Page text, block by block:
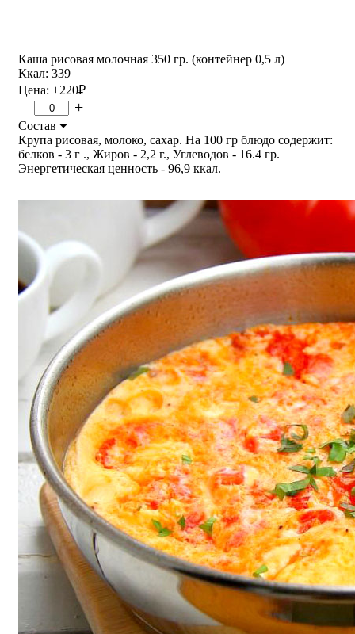
Каша рисовая молочная 350 гр. (контейнер 0,5 л)
Ккал: 339
Цена: +220₽
– +
Состав
Крупа рисовая, молоко, сахар. На 100 гр блюдо содержит:
белков - 3 г ., Жиров - 2,2 г., Углеводов - 16.4 гр.
Энергетическая ценность - 96,9 ккал.